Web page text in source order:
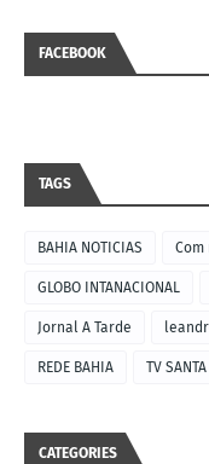
FACEBOOK
TAGS
BAHIA NOTICIAS Com
GLOBO INTANACIONAL
Jornal A Tarde
REDE BAHIA TV
CATEGORIES